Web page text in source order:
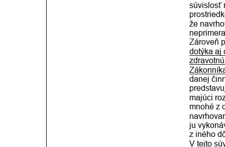
súvislosť
že
Zároveň
dotýka aj
danej
majúci
mnohé z
ju
z iného
V tejto